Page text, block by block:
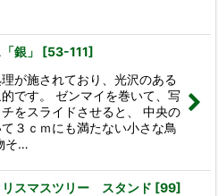
銀」 [53-111]
が施されており、光沢のある
です。 ゼンマイを巻いて、写
をスライドさせると、 中央の
３ｃｍにも満たない小さな鳥
そ…
スマスツリー スタンド [99]